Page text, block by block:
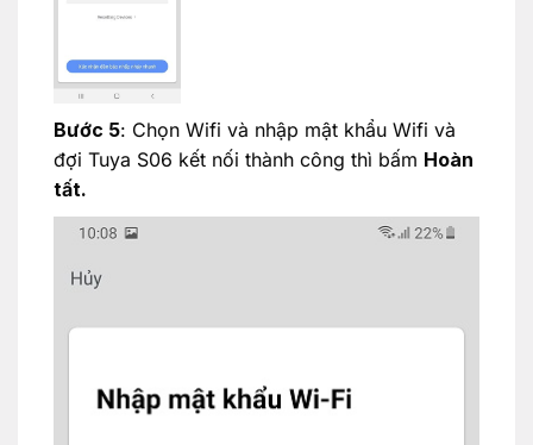
Bước 5: Chọn Wifi và nhập mật khẩu Wifi và
đợi Tuya S06 kết nối thành công thì bấm Hoàn
tất.